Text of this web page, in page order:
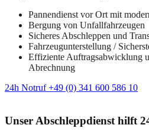
Pannendienst vor Ort mit
Bergung von Unfallfahrzeugen
Sicheres Abschleppen und
Fahrzeugunterstellung /
Effiziente Auftragsabwicklung
Abrechnung
24h Notruf +49 (0) 341 600 586 10
Unser Abschleppdienst hilft